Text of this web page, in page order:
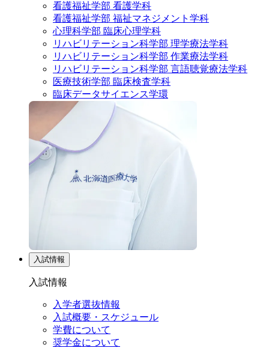
看護福祉学部 看護学科
看護福祉学部 福祉マネジメント学科
心理科学部 臨床心理学科
リハビリテーション科学部 理学療法学科
リハビリテーション科学部 作業療法学科
リハビリテーション科学部 言語聴覚療法学科
医療技術学部 臨床検査学科
臨床データサイエンス学環
入試情報
入試情報
入学者選抜情報
入試概要・スケジュール
学費について
奨学金について